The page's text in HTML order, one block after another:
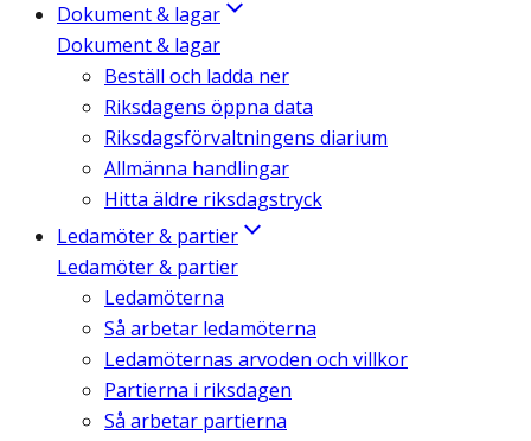
Dokument & lagar
Dokument & lagar
Beställ och ladda ner
Riksdagens öppna data
Riksdagsförvaltningens diarium
Allmänna handlingar
Hitta äldre riksdagstryck
Ledamöter & partier
Ledamöter & partier
Ledamöterna
Så arbetar ledamöterna
Ledamöternas arvoden och villkor
Partierna i riksdagen
Så arbetar partierna